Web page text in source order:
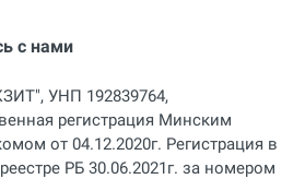
с нами
УНП 192839764,
регистрация Минским
от 04.12.2020г. Регистрация в
РБ 30.06.2021г. за номером